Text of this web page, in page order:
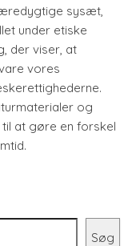
sysæt,
under etiske
der viser, at
vores
og
at gøre en forskel
Søg